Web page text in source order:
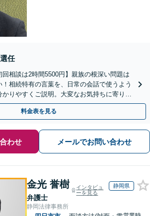
任
回相談は2時間5500円】親族の根深い問題は
相続特有の言葉を、日常の会話で使うよう
りやすくご説明。大変なお気持ちに寄り添
指します
料金表を見る
わせ メールでお問い合わせ
金光 誉樹
弁護士
インタビュ
ーを見る
静岡県
静岡法律事務所